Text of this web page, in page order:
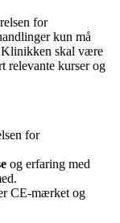
for
kun må
skal være
relevante kurser og
for
og erfaring med
CE-mærket og